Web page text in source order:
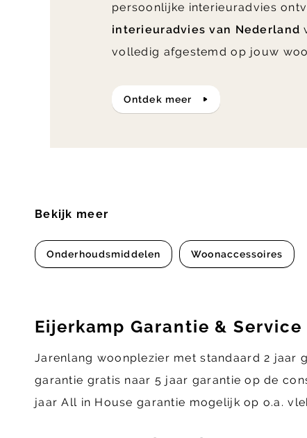
persoonlijke interieuradvies
interieuradvies van Nederland
volledig afgestemd op jouw
ontdek meer
Bekijk meer
Onderhoudsmiddelen Woonaccessoires
Eijerkamp Garantie & Service
Jarenlang woonplezier met standaard 2 jaar
garantie gratis naar 5 jaar garantie op de
jaar All in House garantie mogelijk op o.a.